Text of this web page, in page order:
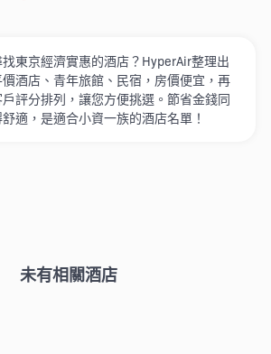
東京經濟實惠的酒店？HyperAir整理出
酒店、青年旅館、民宿，房價便宜，再
評分排列，讓您方便挑選。節省金錢同
適，是適合小資一族的酒店名單！
未有相關酒店